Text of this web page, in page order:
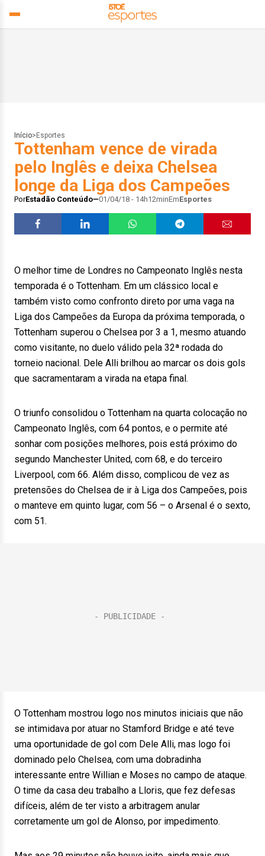
Início> Esportes
Tottenham vence de virada
pelo Inglês e deixa Chelsea
longe da Liga dos Campeões
PorEstadão Conteúdo 01/04/18 - 14h12minEmEsportes
O melhor time de Londres no Campeonato Inglês nesta
temporada é o Tottenham. Em um clássico local e
também visto como confronto direto por uma vaga na
Liga dos Campeões da Europa da próxima temporada, o
Tottenham superou o Chelsea por 3 a 1, mesmo atuando
como visitante, no duelo válido pela 32ª rodada do
torneio nacional. Dele Alli brilhou ao marcar os dois gols
que sacramentaram a virada na etapa final.
O triunfo consolidou o Tottenham na quarta colocação no
Campeonato Inglês, com 64 pontos, e o permite até
sonhar com posições melhores, pois está próximo do
segundo Manchester United, com 68, e do terceiro
Liverpool, com 66. Além disso, complicou de vez as
pretensões do Chelsea de ir à Liga dos Campeões, pois
o manteve em quinto lugar, com 56 – o Arsenal é o sexto,
com 51.
O Tottenham mostrou logo nos minutos iniciais que não
se intimidava por atuar no Stamford Bridge e até teve
uma oportunidade de gol com Dele Alli, mas logo foi
dominado pelo Chelsea, com uma dobradinha
interessante entre Willian e Moses no campo de ataque.
O time da casa deu trabalho a Lloris, que fez defesas
difíceis, além de ter visto a arbitragem anular
corretamente um gol de Alonso, por impedimento.